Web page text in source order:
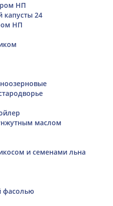
НП
капусты 24
НП
маслом
и семенами льна
фасолью